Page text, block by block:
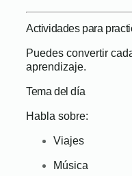
Actividades para
Puedes convertir
aprendizaje.
Tema del día
Habla sobre:
Viajes
Música